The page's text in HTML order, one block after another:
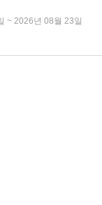
~ 2026년 08월 23일